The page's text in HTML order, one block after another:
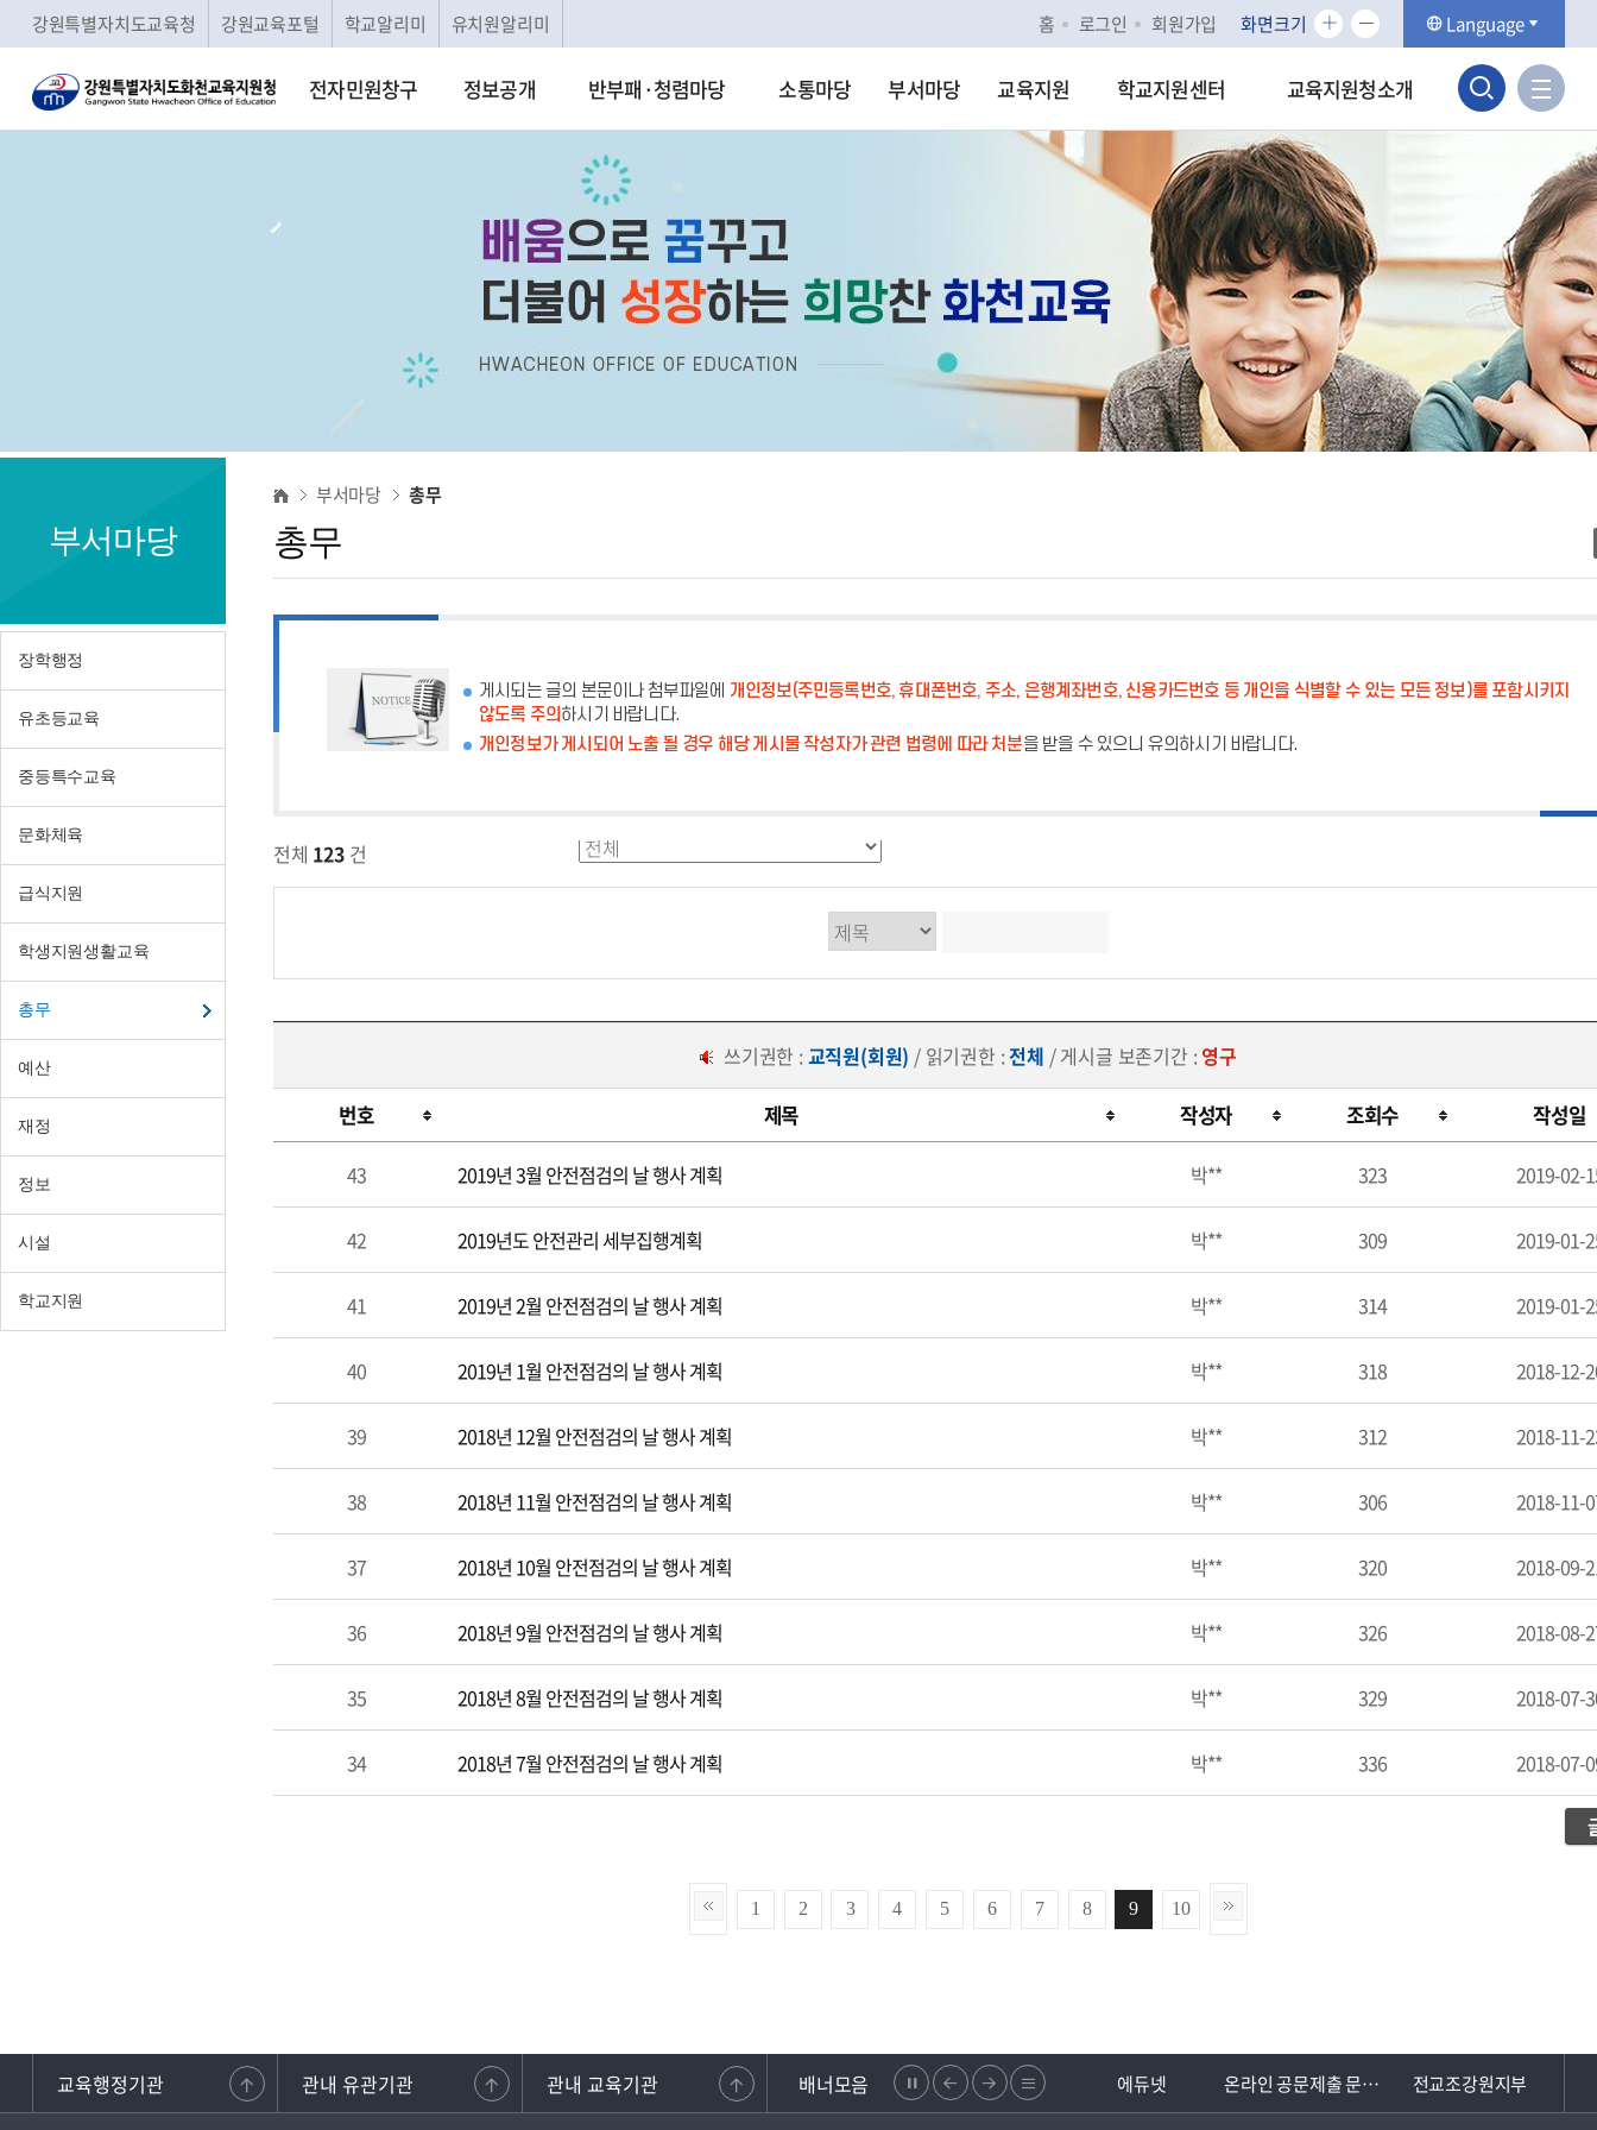
강원특별자치도교육청 강원교육포털 학교알리미 유치원알리미 홈 로그인 회원가입 화면크기
화
면
크
기
확
대
화
면
크
축
Language
전자민원창구 정보공개 반부패·청렴마당 소통마당 부서마당 교육지원 학교지원센터 교육지원청소개
검
색
역
열
기
사
이
맵
바
로
가
기
부서마당
장학행정
유초등교육
중등특수교육
문화체육
급식지원
학생지원생활교육
총무
예산
재정
정보
시설
학교지원
총
무
부서마당 총무
총무
게시되는 글의 본문이나 첨부파일에 개인정보(주민등록번호, 휴대폰번호, 주소, 은행계좌번호, 신용카드번호 등 개인을 식별할 수 있는 모든 정보)를 포함시키지
않도록 주의하시기 바랍니다.
개인정보가 게시되어 노출 될 경우 해당 게시물 작성자가 관련 법령에 따라 처분을 받을 수 있으니 유의하시기 바랍니다.
전체 123 건
쓰기권한 :교직원(회원) / 읽기권한 :전체 / 게시글 보존기간 :영구
번호 제목 작성자 조회수 작성일
43 2019년 3월 안전점검의 날 행사 계획 박** 323 2019-02-
42 2019년도 안전관리 세부집행계획 박** 309 2019-01-
41 2019년 2월 안전점검의 날 행사 계획 박** 314 2019-01-
40 2019년 1월 안전점검의 날 행사 계획 박** 318 2018-12-
39 2018년 12월 안전점검의 날 행사 계획 박** 312 2018-11-
38 2018년 11월 안전점검의 날 행사 계획 박** 306 2018-11-
37 2018년 10월 안전점검의 날 행사 계획 박** 320 2018-09-
36 2018년 9월 안전점검의 날 행사 계획 박** 326 2018-08-
35 2018년 8월 안전점검의 날 행사 계획 박** 329 2018-07-
34 2018년 7월 안전점검의 날 행사 계획 박** 336 2018-07-
1 2 3 4 5 6 7 8 9 10
교육행정기관 관내 유관기관 관내 교육기관 배너모음
정
지
이
전
다
음
리
스
강원교사노동조합 학교안전지원시스템 강원교육청지부 에듀넷 온라인 공문제출 문서24 전교조강원지부